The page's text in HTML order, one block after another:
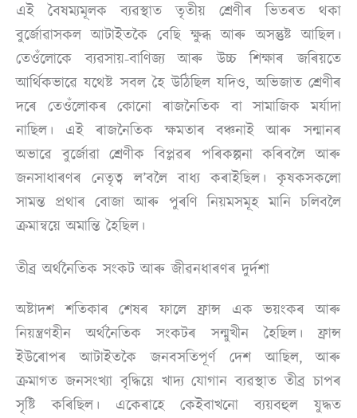
এই বৈষম্যমূলক ব্যৱস্থাত তৃতীয় শ্ৰেণীৰ ভিতৰত থকা
বুৰ্জোৱাসকল আটাইতকৈ বেছি ক্ষুব্ধ আৰু অসন্তুষ্ট আছিল।
তেওঁলোকে ব্যৱসায়-বাণিজ্য আৰু উচ্চ শিক্ষাৰ জৰিয়তে
আৰ্থিকভাৱে যথেষ্ট সবল হৈ উঠিছিল যদিও, অভিজাত শ্ৰেণীৰ
দৰে তেওঁলোকৰ কোনো ৰাজনৈতিক বা সামাজিক মৰ্যাদা
নাছিল। এই ৰাজনৈতিক ক্ষমতাৰ বঞ্চনাই আৰু সন্মানৰ
অভাৱে বুৰ্জোৱা শ্ৰেণীক বিপ্লৱৰ পৰিকল্পনা কৰিবলৈ আৰু
জনসাধাৰণৰ নেতৃত্ব ল’বলৈ বাধ্য কৰাইছিল। কৃষকসকলো
সামন্ত প্ৰথাৰ বোজা আৰু পুৰণি নিয়মসমূহ মানি চলিবলৈ
ক্ৰমান্বয়ে অমান্তি হৈছিল।
তীব্ৰ অৰ্থনৈতিক সংকট আৰু জীৱনধাৰণৰ দুৰ্দশা
অষ্টাদশ শতিকাৰ শেষৰ ফালে ফ্ৰান্স এক ভয়ংকৰ আৰু
নিয়ন্ত্ৰণহীন অৰ্থনৈতিক সংকটৰ সন্মুখীন হৈছিল। ফ্ৰান্স
ইউৰোপৰ আটাইতকৈ জনবসতিপূৰ্ণ দেশ আছিল, আৰু
ক্ৰমাগত জনসংখ্যা বৃদ্ধিয়ে খাদ্য যোগান ব্যৱস্থাত তীব্ৰ চাপৰ
সৃষ্টি কৰিছিল। একেৰাহে কেইবাখনো ব্যয়বহুল যুদ্ধত